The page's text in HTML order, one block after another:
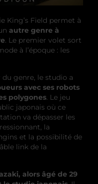
King’s Field permet à
autre genre à
. Le premier volet sort
à l’époque : les
du genre, le studio a
avec ses robots
polygones. Le jeu
japonais où ce
va dépasser les
la
et la possibilité de
link de la
alors âgé de 29